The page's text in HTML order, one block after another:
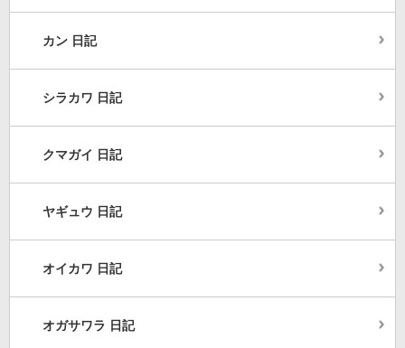
カン 日記
シラカワ 日記
クマガイ 日記
ヤギュウ 日記
オイカワ 日記
オガサワラ 日記